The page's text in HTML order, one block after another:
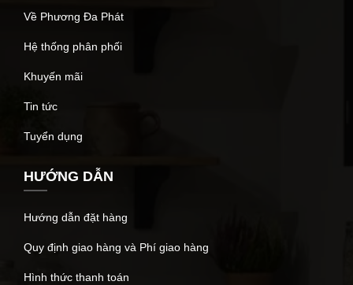
Về Phương Đa Phát
Hệ thống phân phối
Khuyến mãi
Tin tức
Tuyển dụng
HƯỚNG DẪN
Hướng dẫn đặt hàng
Quy định giao hàng và Phí giao hàng
Hình thức thanh toán